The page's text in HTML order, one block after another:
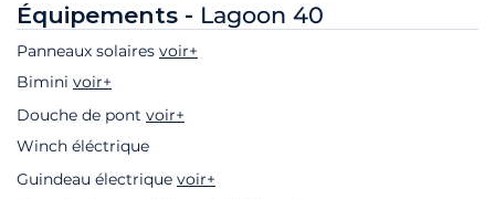
Équipements - Lagoon 40
Panneaux solaires voir+
Bimini voir+
Douche de pont voir+
Winch éléctrique
Guindeau électrique voir+